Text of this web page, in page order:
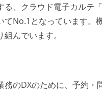
、クラウド電子カルテ
No.1となっています。
んでいます。
のDXのために、予約